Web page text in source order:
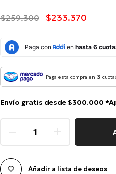
$259.300 $233.370
Paga esta compra en 3
Envío gratis desde $300.000
Añadir a lista de deseos